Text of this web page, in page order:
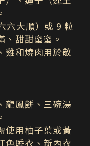
六大順）或 9 粒
、甜甜蜜蜜。
雞和燒肉用於敬
龍鳳餅、三碗湯
使用柚子葉或黃
色睡衣、新內衣